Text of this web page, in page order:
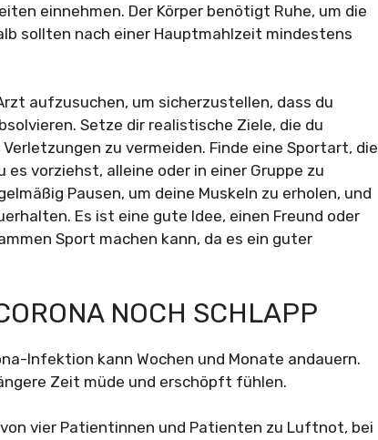
einnehmen. Der Körper benötigt Ruhe, um die
sollten nach einer Hauptmahlzeit mindestens
aufzusuchen, um sicherzustellen, dass du
Setze dir realistische Ziele, die du
zu vermeiden. Finde eine Sportart, die
vorziehst, alleine oder in einer Gruppe zu
Pausen, um deine Muskeln zu erholen, und
Es ist eine gute Idee, einen Freund oder
Sport machen kann, da es ein guter
NOCH SCHLAPP
Infektion kann Wochen und Monate andauern.
Zeit müde und erschöpft fühlen.
vier Patientinnen und Patienten zu Luftnot, bei